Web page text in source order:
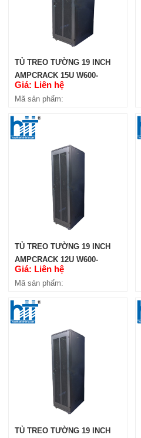
TỦ TREO TƯỜNG 19 INCH
AMPCRACK 15U W600-
H1360-D400
Giá: Liên hệ
Mã sản phẩm:
TỦ TREO TƯỜNG 19 INCH
AMPCRACK 12U W600-
H1165-D450
Giá: Liên hệ
Mã sản phẩm:
TỦ TREO TƯỜNG 19 INCH